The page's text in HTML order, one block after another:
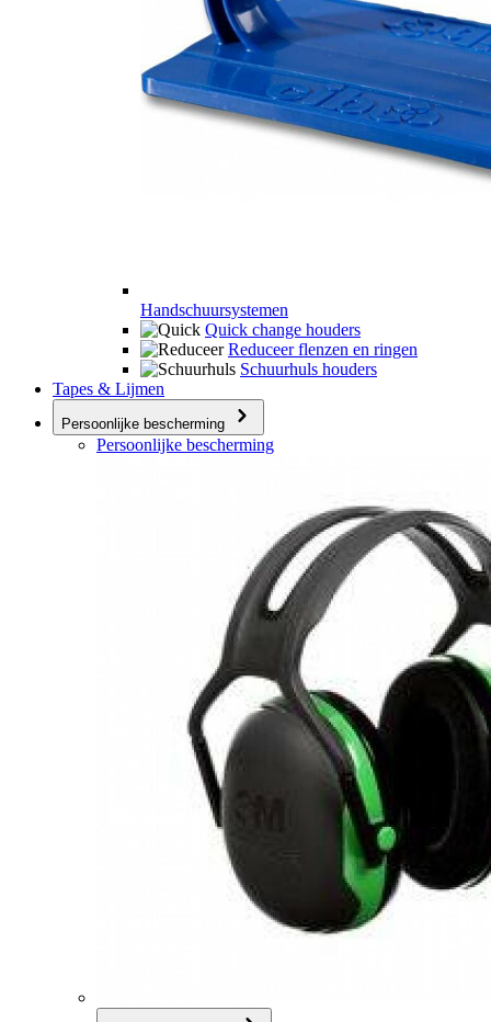
Handschuursystemen
Quick change houders
Reduceer flenzen en ringen
Schuurhuls houders
Tapes & Lijmen
Persoonlijke bescherming
Persoonlijke bescherming